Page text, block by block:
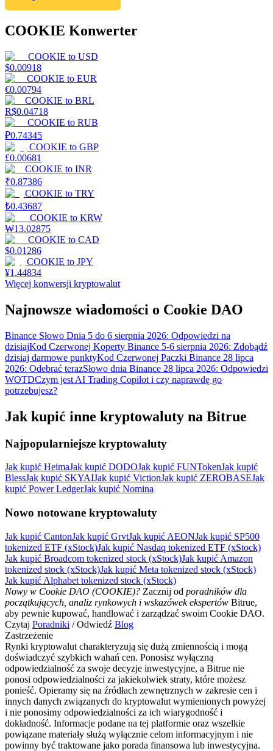
COOKIE Konwerter
COOKIE to USD
$0.00918
COOKIE to EUR
€0.00794
COOKIE to BRL
R$0.04718
COOKIE to RUB
₽0.74345
COOKIE to GBP
£0.00681
COOKIE to INR
₹0.87386
COOKIE to TRY
₺0.43687
COOKIE to KRW
₩13.02875
COOKIE to CAD
$0.01286
COOKIE to JPY
¥1.44834
Więcej konwersji kryptowalut
Najnowsze wiadomości o Cookie DAO
Binance Słowo Dnia 5 do 6 sierpnia 2026: Odpowiedzi na
dzisiajKod Czerwonej Koperty Binance 5-6 sierpnia 2026: Zdobądź
dzisiaj darmowe punktyKod Czerwonej Paczki Binance 28 lipca
2026: Odebrać terazSłowo dnia Binance 28 lipca 2026: Odpowiedzi
WOTDCzym jest AI Trading Copilot i czy naprawdę go
potrzebujesz?
Jak kupić inne kryptowaluty na Bitrue
Najpopularniejsze kryptowaluty
Jak kupić HeimaJak kupić DODOJak kupić FUNTokenJak kupić
BlessJak kupić SKYAIJak kupić VictionJak kupić ZEROBASEJak
kupić Power LedgerJak kupić Nomina
Nowo notowane kryptowaluty
Jak kupić CantonJak kupić GrvtJak kupić AEONJak kupić SP500
tokenized ETF (xStock)Jak kupić Nasdaq tokenized ETF (xStock)
Jak kupić Broadcom tokenized stock (xStock)Jak kupić Amazon
tokenized stock (xStock)Jak kupić Meta tokenized stock (xStock)
Jak kupić Alphabet tokenized stock (xStock)
Nowy w Cookie DAO (COOKIE)? Zacznij od poradników dla
początkujących, analiz rynkowych i wskazówek ekspertów Bitrue,
aby pewnie kupować, handlować i zarządzać swoim Cookie DAO.
Czytaj Poradniki / Odwiedź Blog
Zastrzeżenie
Rynki kryptowalut charakteryzują się dużą zmiennością i mogą
doświadczyć szybkich wahań cen. Ponosisz wyłączną
odpowiedzialność za swoje decyzje inwestycyjne, a Bitrue nie
ponosi odpowiedzialności za jakiekolwiek straty, które możesz
ponieść. Opieramy się na źródłach zewnętrznych w zakresie cen i
innych danych związanych do kryptowalut wymienionych powyżej
i nie ponosimy odpowiedzialności za ich wiarygodność i
dokładność. Informacje podane na tej platformie oraz wszelkie
powiązane materiały służą wyłącznie celom informacyjnym i nie
powinny być traktowane jako porada finansowa lub inwestycyjna.